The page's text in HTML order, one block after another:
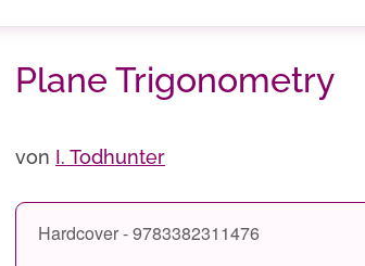
Plane Trigonometry
von I. Todhunter
Hardcover - 9783382311476